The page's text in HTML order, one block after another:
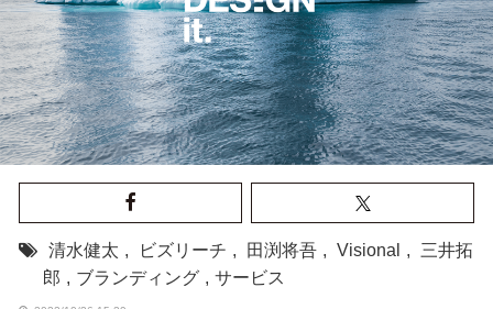
清水健太 , ビズリーチ , 田渕将吾 , Visional ,
三井拓
郎 , ブランディング , サービス